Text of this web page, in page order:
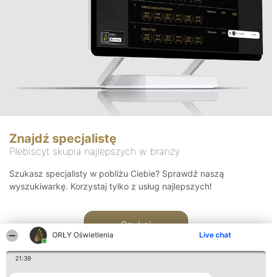
ORŁY Oświetlenia Live chat
21:39
Znajdź specjalistę
Plebiscyt skupia najlepszych w branży
Szukasz specjalisty w pobliżu Ciebie? Sprawdź naszą
wyszukiwarkę. Korzystaj tylko z usług najlepszych!
Szukaj